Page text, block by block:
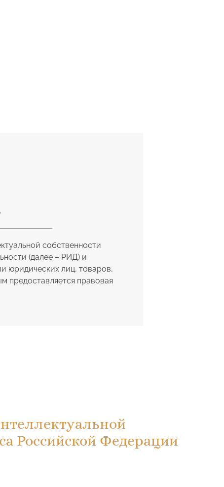
собственности
(далее – РИД) и
юридических лиц, товаров,
предоставляется правовая
Российской Федерации